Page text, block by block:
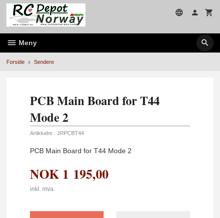
Gå
innholdet
Meny
Forside Sendere
PCB Main Board for T44
Mode 2
Artikkelnr.: JRPCBT44
PCB Main Board for T44 Mode 2
NOK 1 195,00
inkl. mva.